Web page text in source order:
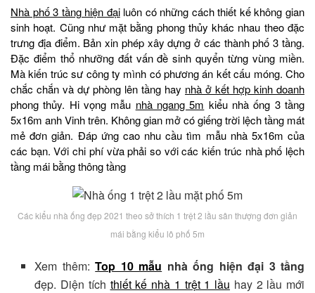
Nhà phố 3 tầng hiện đạiluôn có những cách thiết kế không gian
sinh hoạt. Cũng như mặt bằng phong thủy khác nhau theo đặc
trưng địa điểm. Bản xin phép xây dựng ở các thành phố 3 tầng.
Đặc điểm thổ nhưỡng đất vấn đề sinh quyển từng vùng miền.
Mà kiến trúc sư công ty mình có phương án kết cấu móng. Cho
chắc chắn và dự phòng lên tầng hay nhà ở kết hợp kinh doanh
phong thủy. Hi vọng mẫu nhà ngang 5m kiểu nhà ống 3 tầng
5x16m anh Vinh trên. Không gian mở có giếng trời lệch tầng mát
mẻ đơn giản. Đáp ứng cao nhu cầu tìm mẫu nhà 5x16m của
các bạn. Với chi phí vừa phải so với các kiến trúc nhà phố lệch
tầng mái bằng thông tầng
Các kiểu nhà ống đẹp 2021 theo sở thích 1 trệt 2 lầu sân thượng đơn giản
mái bằng kiểu lô phố 5m
Xem thêm:Top 10 mẫu nhà ống hiện đại 3 tầng
đẹp. Diện tích thiết kế nhà 1 trệt 1 lầu hay 2 lầu mới